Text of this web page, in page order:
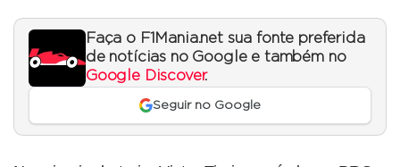
Faça o F1Mania.net sua fonte preferida
de notícias no Google e também no
Google Discover.
Seguir no Google